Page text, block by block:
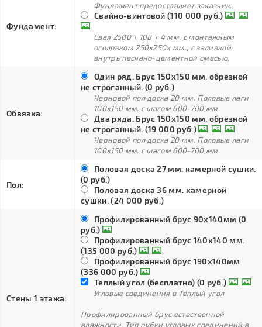
Фундамент:
Фундамент предоставляет заказчик.
Свайно-винтовой (110 000 руб.)
Свая 2500 \ 108 \ 4 мм. с монтажным
оголовком 250х250х мм., с заливкой
внутрь песчано-цементной смесью.
Обвязка:
Один ряд. Брус 150х150 мм. обрезной
не строганный. (0 руб.)
Черновой пол доска 20 мм. Половые лаги
100х150 мм. с шагом 600-700 мм.
Два ряда. Брус 150х150 мм. обрезной
не строганный. (19 000 руб.)
Черновой пол доска 20 мм. Половые лаги
100х150 мм. с шагом 600-700 мм.
Пол:
Половая доска 27 мм. камерной сушки.
(0 руб.)
Половая доска 36 мм. камерной
сушки. (24 000 руб.)
Стены 1 этажа:
Профилированный брус 90х140мм (0
руб.)
Профилированный брус 140х140 мм.
(135 000 руб.)
Профилированный брус 190х140мм
(336 000 руб.)
Теплый угол (бесплатно) (0 руб.)
Угловые соединения в Тёплый угол
Профилированный брус естественной
влажности. Тип рубки угловых соединений в